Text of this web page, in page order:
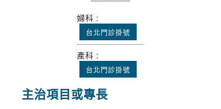
婦科 :
台北門診掛號
產科 :
台北門診掛號
主治項目或專長